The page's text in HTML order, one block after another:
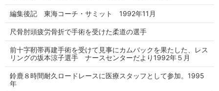
編集後記 東海コーチ・サミット 1992年11月
尺骨肘頭疲労骨折で手術を受けた柔道の選手
前十字靭帯再建手術を受けて見事にカムバックを果たした、レス
リングの坂本涼子選手 ナースセンターだより1992年５月
鈴鹿８時間耐久ロードレースに医療スタッフとして参加。1995
年